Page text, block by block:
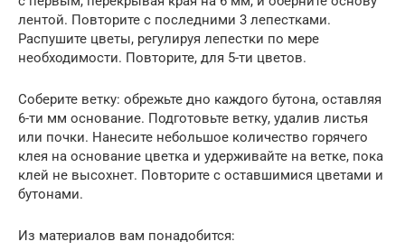
лентой. Повторите с последними 3 лепестками.
Распушите цветы, регулируя лепестки по мере
необходимости. Повторите, для 5-ти цветов.
Соберите ветку: обрежьте дно каждого бутона, оставляя
6-ти мм основание. Подготовьте ветку, удалив листья
или почки. Нанесите небольшое количество горячего
клея на основание цветка и удерживайте на ветке, пока
клей не высохнет. Повторите с оставшимися цветами и
бутонами.
Из материалов вам понадобится: